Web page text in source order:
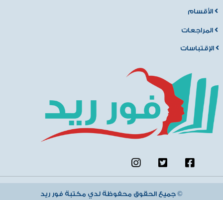
الأقسام
المراجعات
الإقتباسات
جميع الحقوق محفوظة لدي مكتبة فور ريد ©